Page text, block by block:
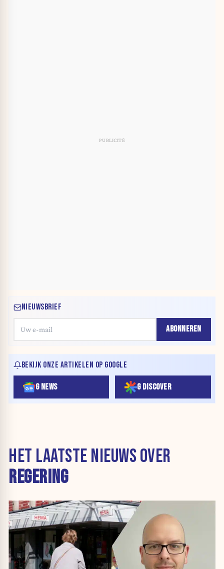
NIEUWSBRIEF
ABONNEREN
BEKIJK ONZE ARTIKELEN OP GOOGLE
G NEWS G DISCOVER
HET LAATSTE NIEUWS OVER
REGERING